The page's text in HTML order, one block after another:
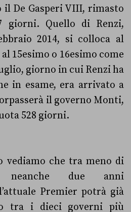
De Gasperi VIII, rimasto
giorni. Quello di Renzi,
2014, si colloca al
15esimo o 16esimo come
giorno in cui Renzi ha
in esame, era arrivato a
il governo Monti,
528 giorni.
vediamo che tra meno di
due anni
Premier potrà già
tra i dieci governi più